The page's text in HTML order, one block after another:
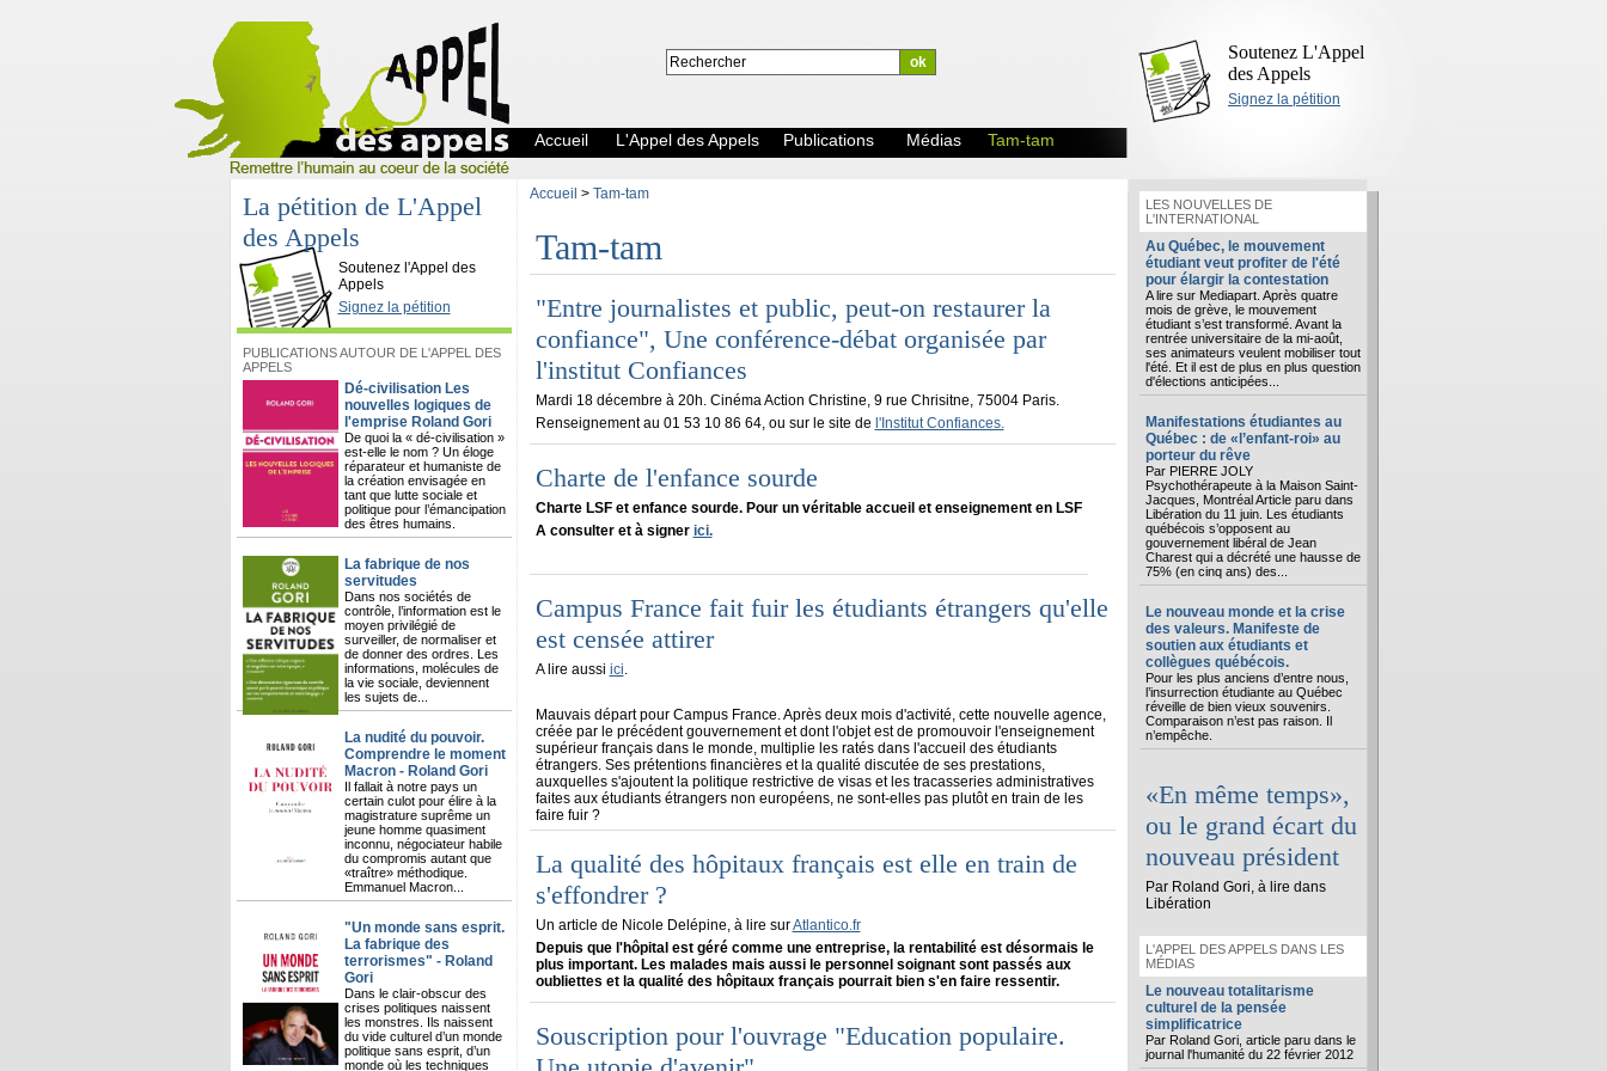
L'Appel des Appels
Accueil L'Appel des Appels Publications Médias Tam-tam
Soutenez L'Appel
des Appels
Signez la pétition
La pétition de L'Appel
des Appels
Soutenez l'Appel des
Appels
Signez la pétition
PUBLICATIONS AUTOUR DE L'APPEL DES
APPELS
Dé-civilisation Les
nouvelles logiques de
l'emprise Roland Gori
De quoi la « dé-civilisation »
est-elle le nom ? Un éloge
réparateur et humaniste de
la création envisagée en
tant que lutte sociale et
politique pour l’émancipation
des êtres humains.
La fabrique de nos
servitudes
Dans nos sociétés de
contrôle, l’information est le
moyen privilégié de
surveiller, de normaliser et
de donner des ordres. Les
informations, molécules de
la vie sociale, deviennent
les sujets de...
La nudité du pouvoir.
Comprendre le moment
Macron - Roland Gori
Il fallait à notre pays un
certain culot pour élire à la
magistrature suprême un
jeune homme quasiment
inconnu, négociateur habile
du compromis autant que
«traître» méthodique.
Emmanuel Macron...
"Un monde sans esprit.
La fabrique des
terrorismes" - Roland
Gori
Dans le clair-obscur des
crises politiques naissent
les monstres. Ils naissent
du vide culturel d’un monde
politique sans esprit, d’un
monde où les techniques
Accueil > Tam-tam
Tam-tam
"Entre journalistes et public, peut-on restaurer la
confiance", Une conférence-débat organisée par
l'institut Confiances
Mardi 18 décembre à 20h. Cinéma Action Christine, 9 rue Chrisitne, 75004 Paris.
Renseignement au 01 53 10 86 64, ou sur le site de l'Institut Confiances.
Charte de l'enfance sourde
Charte LSF et enfance sourde. Pour un véritable accueil et enseignement en LSF
A consulter et à signer ici.
Campus France fait fuir les étudiants étrangers qu'elle
est censée attirer
A lire aussi ici.
Mauvais départ pour Campus France. Après deux mois d'activité, cette nouvelle agence,
créée par le précédent gouvernement et dont l'objet est de promouvoir l'enseignement
supérieur français dans le monde, multiplie les ratés dans l'accueil des étudiants
étrangers. Ses prétentions financières et la qualité discutée de ses prestations,
auxquelles s'ajoutent la politique restrictive de visas et les tracasseries administratives
faites aux étudiants étrangers non européens, ne sont-elles pas plutôt en train de les
faire fuir ?
La qualité des hôpitaux français est elle en train de
s'effondrer ?
Un article de Nicole Delépine, à lire surAtlantico.fr
Depuis que l'hôpital est géré comme une entreprise, la rentabilité est désormais le
plus important. Les malades mais aussi le personnel soignant sont passés aux
oubliettes et la qualité des hôpitaux français pourrait bien s'en faire ressentir.
Souscription pour l'ouvrage "Education populaire.
LES NOUVELLES DE
L'INTERNATIONAL
Au Québec, le mouvement
étudiant veut profiter de l'été
pour élargir la contestation
A lire sur Mediapart. Après quatre
mois de grève, le mouvement
étudiant s’est transformé. Avant la
rentrée universitaire de la mi-août,
ses animateurs veulent mobiliser tout
l'été. Et il est de plus en plus question
d'élections anticipées...
Manifestations étudiantes au
Québec : de «l’enfant-roi» au
porteur du rêve
Par PIERRE JOLY
Psychothérapeute à la Maison Saint-
Jacques, Montréal Article paru dans
Libération du 11 juin. Les étudiants
québécois s’opposent au
gouvernement libéral de Jean
Charest qui a décrété une hausse de
75% (en cinq ans) des...
Le nouveau monde et la crise
des valeurs. Manifeste de
soutien aux étudiants et
collègues québécois.
Pour les plus anciens d’entre nous,
l’insurrection étudiante au Québec
réveille de bien vieux souvenirs.
Comparaison n’est pas raison. Il
n’empêche.
«En même temps»,
ou le grand écart du
nouveau président
Par Roland Gori, à lire dans
Libération
L'APPEL DES APPELS DANS LES
MÉDIAS
Le nouveau totalitarisme
culturel de la pensée
simplificatrice
Par Roland Gori, article paru dans le
journal l'humanité du 22 février 2012